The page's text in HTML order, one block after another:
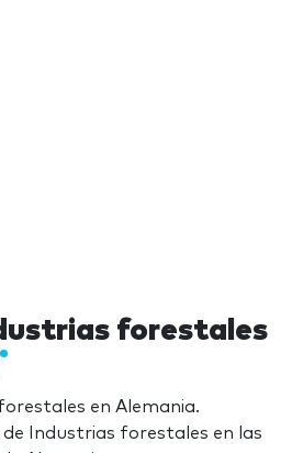
forestales
en Alemania.
de Industrias forestales en las